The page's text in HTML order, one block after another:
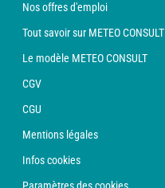
Nos offres d'emploi
Tout savoir sur METEO CONSULT
Le modèle METEO CONSULT
CGV
CGU
Mentions légales
Infos cookies